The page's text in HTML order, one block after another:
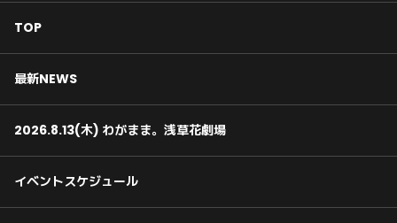
TOP
最新NEWS
2026.8.13(木) わがまま。浅草花劇場
イベントスケジュール